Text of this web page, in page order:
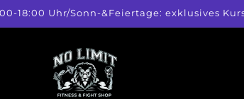
18:00 Uhr/Sonn-&Feiertage: exklusives